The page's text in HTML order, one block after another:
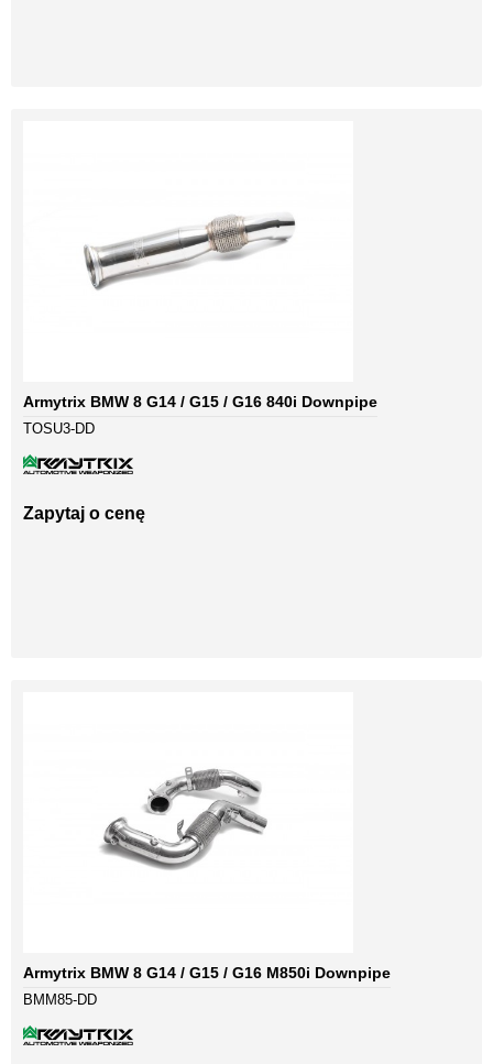
Armytrix BMW 8 G14 / G15 / G16 840i Downpipe
TOSU3-DD
Zapytaj o cenę
Armytrix BMW 8 G14 / G15 / G16 M850i Downpipe
BMM85-DD